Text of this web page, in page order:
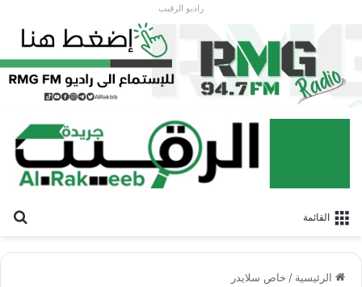
راديو الرقيب
القائمة
الرئيسية / خاص سلايدر